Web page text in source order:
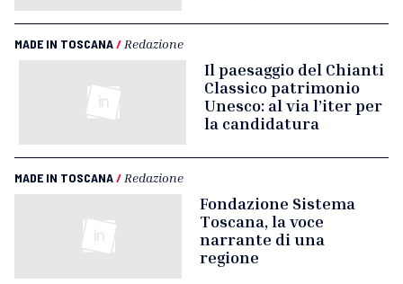
MADE IN TOSCANA/ Redazione
Il paesaggio del Chianti
Classico patrimonio
Unesco: al via l’iter per
la candidatura
MADE IN TOSCANA/ Redazione
Fondazione Sistema
Toscana, la voce
narrante di una
regione